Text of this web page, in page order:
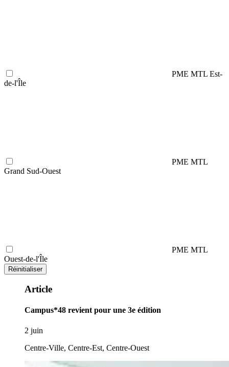
PME MTL Est-
de-l'Île
PME MTL
Grand Sud-Ouest
PME MTL
Ouest-de-l'Île
Réinitialiser
Article
Campus*48 revient pour une 3e édition
2 juin
Centre-Ville, Centre-Est, Centre-Ouest